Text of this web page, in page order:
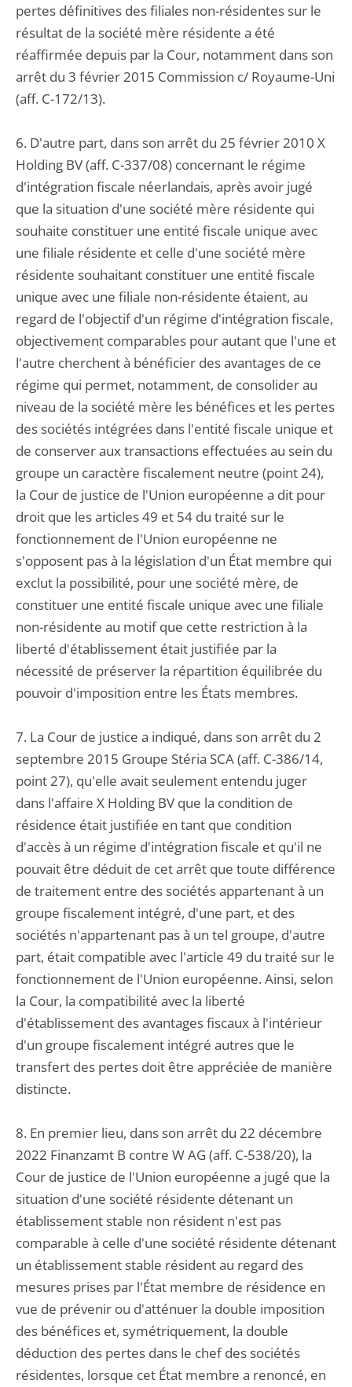
pertes définitives des filiales non-résidentes sur le
résultat de la société mère résidente a été
réaffirmée depuis par la Cour, notamment dans son
arrêt du 3 février 2015 Commission c/ Royaume-Uni
(aff. C-172/13).
6. D'autre part, dans son arrêt du 25 février 2010 X
Holding BV (aff. C-337/08) concernant le régime
d'intégration fiscale néerlandais, après avoir jugé
que la situation d'une société mère résidente qui
souhaite constituer une entité fiscale unique avec
une filiale résidente et celle d'une société mère
résidente souhaitant constituer une entité fiscale
unique avec une filiale non-résidente étaient, au
regard de l'objectif d'un régime d'intégration fiscale,
objectivement comparables pour autant que l'une et
l'autre cherchent à bénéficier des avantages de ce
régime qui permet, notamment, de consolider au
niveau de la société mère les bénéfices et les pertes
des sociétés intégrées dans l'entité fiscale unique et
de conserver aux transactions effectuées au sein du
groupe un caractère fiscalement neutre (point 24),
la Cour de justice de l'Union européenne a dit pour
droit que les articles 49 et 54 du traité sur le
fonctionnement de l'Union européenne ne
s'opposent pas à la législation d'un État membre qui
exclut la possibilité, pour une société mère, de
constituer une entité fiscale unique avec une filiale
non-résidente au motif que cette restriction à la
liberté d'établissement était justifiée par la
nécessité de préserver la répartition équilibrée du
pouvoir d'imposition entre les États membres.
7. La Cour de justice a indiqué, dans son arrêt du 2
septembre 2015 Groupe Stéria SCA (aff. C-386/14,
point 27), qu'elle avait seulement entendu juger
dans l'affaire X Holding BV que la condition de
résidence était justifiée en tant que condition
d'accès à un régime d'intégration fiscale et qu'il ne
pouvait être déduit de cet arrêt que toute différence
de traitement entre des sociétés appartenant à un
groupe fiscalement intégré, d'une part, et des
sociétés n'appartenant pas à un tel groupe, d'autre
part, était compatible avec l'article 49 du traité sur le
fonctionnement de l'Union européenne. Ainsi, selon
la Cour, la compatibilité avec la liberté
d'établissement des avantages fiscaux à l'intérieur
d'un groupe fiscalement intégré autres que le
transfert des pertes doit être appréciée de manière
distincte.
8. En premier lieu, dans son arrêt du 22 décembre
2022 Finanzamt B contre W AG (aff. C-538/20), la
Cour de justice de l'Union européenne a jugé que la
situation d'une société résidente détenant un
établissement stable non résident n'est pas
comparable à celle d'une société résidente détenant
un établissement stable résident au regard des
mesures prises par l'État membre de résidence en
vue de prévenir ou d'atténuer la double imposition
des bénéfices et, symétriquement, la double
déduction des pertes dans le chef des sociétés
résidentes, lorsque cet État membre a renoncé, en